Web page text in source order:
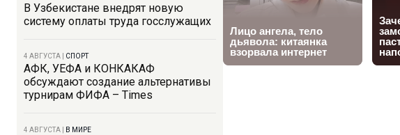
В Узбекистане внедрят новую
систему оплаты труда госслужащих
4 АВГУСТА СПОРТ
АФК, УЕФА и КОНКАКАФ
обсуждают создание альтернативы
турнирам ФИФА – Times
4 АВГУСТА В МИРЕ